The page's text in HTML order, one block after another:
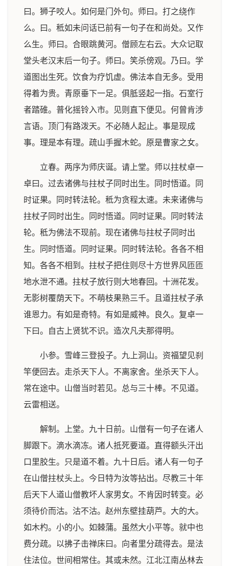
曰。狮子咬人。如何是门外句。师曰。打之绕作
么。曰。秪如未问话已前有一句子在和尚处。又作
么生。师曰。合眼跳黄河。僧顾左右云。大众记取
堂头老汉末后一句子。师曰。笑杀傍观。乃曰。学
道图出生死。饮食为疗饥虚。佛法本自无多。受用
得着为贵。青原垂下一足。俱胝竖起一指。石室行
者踏碓。普化摇铃入市。见则直下便见。何曾肯涉
言语。顶门有路泼天。不必随人起止。事是现成
事。理是本有理。疏山手握木蛇。原是曹家之女。
立春。两序为师庆诞。请上堂。师以拄杖卓一
卓曰。过去诸佛与拄杖子同时出生。同时悟道。同
时证果。同时转法轮。秪为贪程太速。未来诸佛与
拄杖子同时出生。同时悟道。同时证果。同时转法
轮。秪为佛法不现前。现在诸佛与拄杖子同时出
生。同时悟道。同时证果。同时转法轮。各各不相
知。各各不相到。拄杖子把住则尽十方世界风匝匝
地水泄不通。拄杖子放行则大地春回。十洲花发。
无影树覆荫天下。不萌枝果熟三千。且道拄杖子承
谁恩力。有如是奇特。有如是威神。良久。复卓一
下曰。自古上贤犹不识。造次凡夫那得明。
小参。雪峰三登投子。九上洞山。资福望见刹
竿便回去。走杀天下人。不离家舍。坐杀天下人。
常在途中。山僧当时若见。总与三十棒。不见道。
云雷相送。
解制。上堂。九十日前。山僧有一句子在诸人
脚跟下。滴水滴冻。诸人抵死要道。直得额头汗出
口里胶生。只是道不着。九十日后。诸人有一句子
在山僧拄杖头上。今日特为汝等拈出。尽教三十年
后天下人道山僧教坏人家男女。不肯因时转变。必
须待价而沽。沽不沽。赵州东壁挂葫芦。大的大。
如木杓。小的小。如棘蒲。虽然大小平等。就中也
费分疏。以拂子击禅床曰。向者里分疏得去。是法
住法位。世间相常住。其或未然。江北江南丛林去